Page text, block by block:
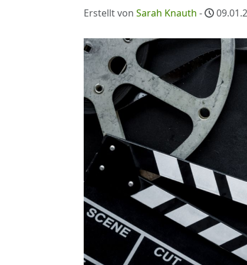
Erstellt von Sarah Knauth -